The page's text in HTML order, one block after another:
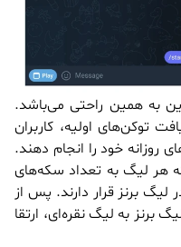
به همین راحتی می‌باشد.
توکن‌های اولیه، کاربران
روزانه خود را انجام دهند.
دارد که هر لیگ به تعداد سکه‌های
لیگ برنز قرار دارند. پس از
لیگ برنز به لیگ نقره‌ای، ارتقا